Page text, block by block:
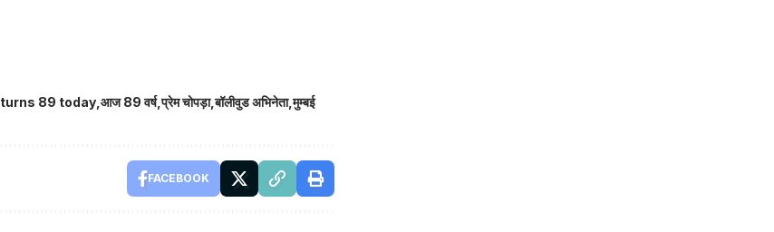
turns 89 today आज 89 वर्ष प्रेम चोपड़ा बॉलीवुड अभिनेता मुम्बई
FACEBOOK